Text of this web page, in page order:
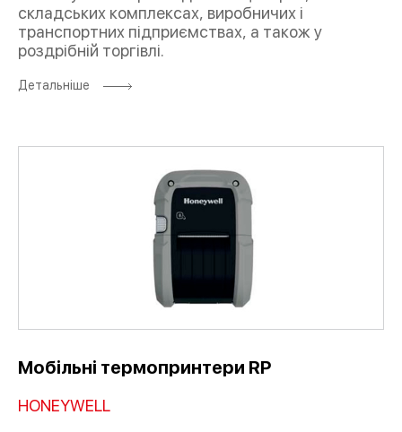
складських комплексах, виробничих і
транспортних підприємствах, а також у
роздрібній торгівлі.
Детальніше
Мобільні термопринтери RP
HONEYWELL